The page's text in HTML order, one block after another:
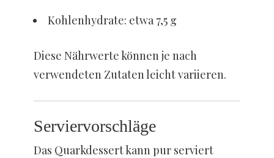
Kohlenhydrate: etwa 7,5 g
Diese Nährwerte können je nach
verwendeten Zutaten leicht variieren.
Serviervorschläge
Das Quarkdessert kann pur serviert